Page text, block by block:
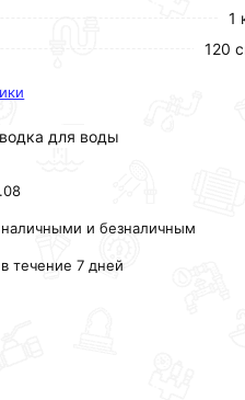
1
120
для воды
наличными и безналичным
течение 7 дней